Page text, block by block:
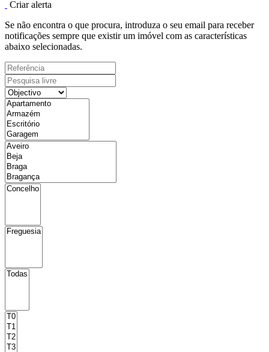
Criar alerta
Se não encontra o que procura, introduza o seu email para receber
notificações sempre que existir um imóvel com as características
abaixo selecionadas.